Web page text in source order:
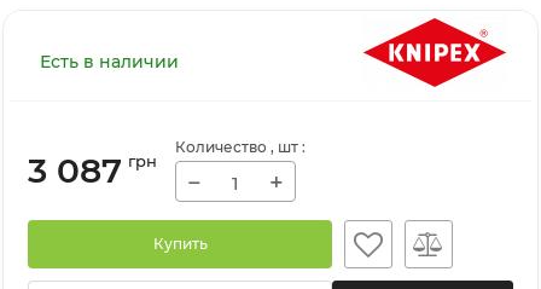
Есть в наличии
3 087 грн
Количество , шт :
− +
Купить